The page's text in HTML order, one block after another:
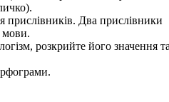
прислівників. Два прислівники
мови.
розкрийте його значення